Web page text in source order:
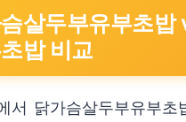
살두부유부초밥
밥 비교
서 닭가슴살두부유부초